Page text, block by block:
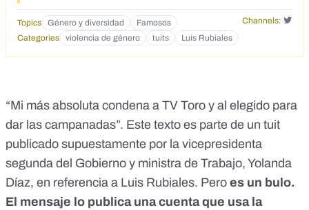
Topics Género y diversidad Famosos
Channels:
Categories
violencia de género tuits Luis Rubiales
“Mi más absoluta condena a TV Toro y al elegido para
dar las campanadas”. Este texto es parte de un tuit
publicado supuestamente por la vicepresidenta
segunda del Gobierno y ministra de Trabajo, Yolanda
Díaz, en referencia a Luis Rubiales. Pero es un bulo.
El mensaje lo publica una cuenta que usa la